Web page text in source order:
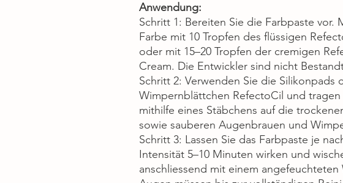
Anwendung:
Schritt 1: Bereiten Sie die Farbpaste vor.
Farbe mit 10 Tropfen des flüssigen
oder mit 15–20 Tropfen der cremigen
Cream. Die Entwickler sind nicht
Schritt 2: Verwenden Sie die Silikonpads
Wimpernblättchen RefectoCil und tragen
mithilfe eines Stäbchens auf die
sowie sauberen Augenbrauen und
Schritt 3: Lassen Sie das Farbpaste je
Intensität 5–10 Minuten wirken und
anschliessend mit einem